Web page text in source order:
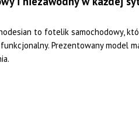
to fotelik samochodowy,
Prezentowany model